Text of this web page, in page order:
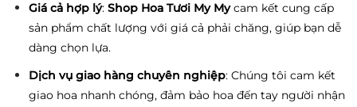
Giá cả hợp lý: Shop Hoa Tươi My Mycam kết cung cấp
sản phẩm chất lượng với giá cả phải chăng, giúp bạn dễ
dàng chọn lựa.
Dịch vụ giao hàng chuyên nghiệp: Chúng tôi cam kết
giao hoa nhanh chóng, đảm bảo hoa đến tay người nhận